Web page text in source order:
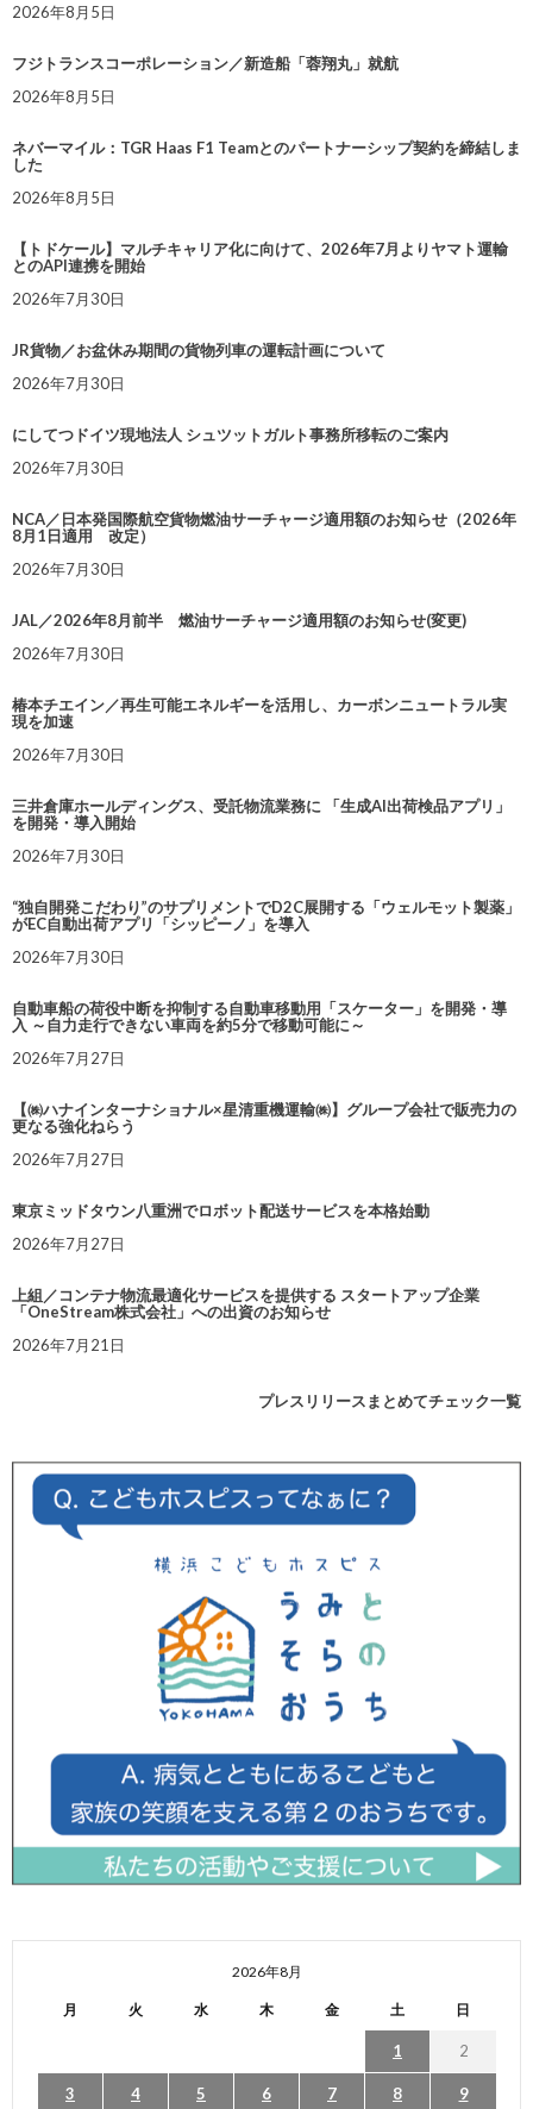
2026年8月5日
フジトランスコーポレーション／新造船「蓉翔丸」就航
2026年8月5日
ネバーマイル：TGR Haas F1 Teamとのパートナーシップ契約を締結しま
した
2026年8月5日
【トドケール】マルチキャリア化に向けて、2026年7月よりヤマト運輸
とのAPI連携を開始
2026年7月30日
JR貨物／お盆休み期間の貨物列車の運転計画について
2026年7月30日
にしてつドイツ現地法人 シュツットガルト事務所移転のご案内
2026年7月30日
NCA／日本発国際航空貨物燃油サーチャージ適用額のお知らせ（2026年
8月1日適用 改定）
2026年7月30日
JAL／2026年8月前半 燃油サーチャージ適用額のお知らせ(変更)
2026年7月30日
椿本チエイン／再生可能エネルギーを活用し、カーボンニュートラル実
現を加速
2026年7月30日
三井倉庫ホールディングス、受託物流業務に 「生成AI出荷検品アプリ」
を開発・導入開始
2026年7月30日
“独自開発こだわり”のサプリメントでD2C展開する「ウェルモット製薬」
がEC自動出荷アプリ「シッピーノ」を導入
2026年7月30日
自動車船の荷役中断を抑制する自動車移動用「スケーター」を開発・導
入 ～自力走行できない車両を約5分で移動可能に～
2026年7月27日
【㈱ハナインターナショナル×星清重機運輸㈱】グループ会社で販売力の
更なる強化ねらう
2026年7月27日
東京ミッドタウン八重洲でロボット配送サービスを本格始動
2026年7月27日
上組／コンテナ物流最適化サービスを提供する スタートアップ企業
「OneStream株式会社」への出資のお知らせ
2026年7月21日
プレスリリースまとめてチェック一覧
2026年8月
月 火 水 木 金 土 日
1 2
3 4 5 6 7 8 9